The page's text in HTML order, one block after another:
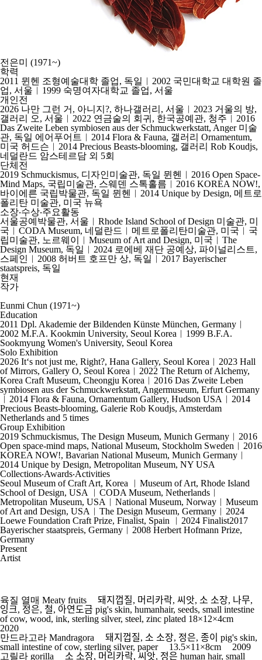
전은미
(1971~)
학력
2011 뮌헨 조형예술대학 졸업, 독일︱2002 국민대학교 대학원 졸
업, 서울︱1999 숙명여자대학교 졸업, 서울
개인전
2026 나만 그런 거, 아니지?, 하나갤러리, 서울︱2023 거울의 방,
갤러리 오, 서울︱2022 연금술의 회귀, 한국공예관, 청주︱2016
Das Zweite Leben symbiosen aus der Schmuckwerkstatt, Anger 미술
관, 독일 에어푸어트︱2014 Flora & Fauna, 갤러리 Ornamentum,
미국 허드슨︱2014 Precious Beasts-blooming, 갤러리 Rob Koudjs,
네덜란드 암스테르담 외 5회
단체전
2019 Schmuckismus, 디자인미술관, 독일 뮌헨︱2016 Open Space-
Mind Maps, 국립미술관, 스웨덴 스톡홀름︱2016 KOREA NOW!,
바이에른 국립박물관, 독일 뮌헨︱2014 Unique by Design, 메트로
폴리탄 미술관, 미국 뉴욕
소장‧수상‧주요활동
서울공예박물관, 서울︱Rhode Island School of Design 미술관, 미
국︱CODA Museum, 네덜란드︱메트로폴리탄미술관, 미국︱국
립미술관, 노르웨이︱Museum of Art and Design, 미국︱The
Design Museum, 독일︱2024 로에베 재단 공예상, 파이널리스트,
스페인︱2008 허버트 호프만 상, 독일︱2017 Bayerischer
staatspreis, 독일
현재
작가
Eunmi Chun (1971~)
Education
2011 Dpl. Akademie der Bildenden Künste München, Germany︱
2002 M.F.A. Kookmin University, Seoul Korea︱1999 B.F.A.
Sookmyung Women's University, Seoul Korea
Solo Exhibition
2026 It‘s not just me, Right?, Hana Gallery, Seoul Korea︱2023 Hall
of Mirrors, Gallery O, Seoul Korea︱2022 The Return of Alchemy,
Korea Craft Museum, Cheongju Korea︱2016 Das Zweite Leben
symbiosen aus der Schmuckwerkstatt, Angermuseum, Erfurt Germany
︱2014 Flora & Fauna, Ornamentum Gallery, Hudson USA︱2014
Precious Beasts-blooming, Galerie Rob Koudjs, Amsterdam
Netherlands and 5 times
Group Exhibition
2019 Schmuckismus, The Design Museum, Munich Germany︱2016
Open space-mind maps, National Museum, Stockholm Sweden︱2016
KOREA NOW!, Bavarian National Museum, Munich Germany︱
2014 Unique by Design, Metropolitan Museum, NY USA
Collections‧Awards‧Activities
Seoul Museum of Craft Art, Korea ︱Museum of Art, Rhode Island
School of Design, USA ︱CODA Museum, Netherlands︱
Metropolitan Museum, USA︱National Museum, Norway︱Museum
of Art and Design, USA︱The Design Museum, Germany︱2024
Loewe Foundation Craft Prize, Finalist, Spain ︱2024 Finalist2017
Bayerischer staatspreis, Germany︱2008 Herbert Hofmann Prize,
Germany
Present
Artist
육질 열매 Meaty fruits ﾠ 돼지껍질, 머리카락, 씨앗, 소 소장, 나무,
잉크, 정은, 철, 아연도금 pig's skin, humanhair, seeds, small intestine
of cow, wood, ink, sterling silver, steel, zinc plated 18×12×4cmﾠ
2020
만드라고라 Mandragora ﾠ 돼지껍질, 소 소장, 정은, 종이 pig's skin,
small intestine of cow, sterling silver, paper ﾠ13.5×11×8cmﾠ 2009
고릴라 gorilla ﾠ 소 소장, 머리카락, 씨앗, 정은 human hair, small